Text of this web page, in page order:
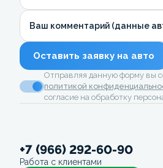
Ваш комментарий (данные
Оставить заявку на авто
Отправляя данную форму вы
политикой
согласие на обработку
+7 (966) 292-60-90
Работа с клиентами